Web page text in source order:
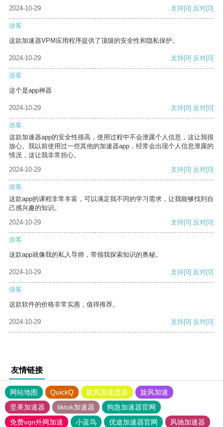
2024-10-29
支持[0] 反对[0]
游客
这款加速器VPM应用程序提供了顶级的安全性和隐私保护。
2024-10-29 支持[0] 反对[0]
游客
这个是app神器
2024-10-29 支持[0] 反对[0]
游客
这款加速器app的安全性很高，使用过程中不会泄露个人信息，这让我很
放心。我以前使用过一些其他的加速器app，经常会出现个人信息泄露的
情况，这让我非常担心。
2024-10-29
支持[0] 反对[0]
游客
这款app的课程非常丰富，可以满足我不同的学习需求，让我能够找到自
己感兴趣的知识。
2024-10-29
支持[0] 反对[0]
游客
这款app就像我的私人导师，带领我探索知识的奥秘。
2024-10-29 支持[0] 反对[0]
游客
这款软件的价格非常实惠，值得推荐。
2024-10-29 支持[0] 反对[0]
友情链接
网站地图 QuickQ 旋风加速度器
旋风加速
坚果加速器
tiktok加速器
狗急加速器官网
免费vqn外网加速
小蓝鸟 优途加速器官网
风驰加速器